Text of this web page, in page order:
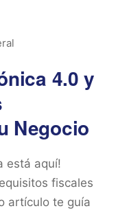
4.0 y
Negocio
está aquí!
fiscales
artículo te guía